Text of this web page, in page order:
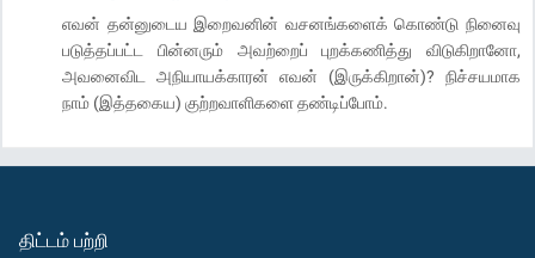
எவன் தன்னுடைய இறைவனின் வசனங்களைக் கொண்டு நினைவு
படுத்தப்பட்ட பின்னரும் அவற்றைப் புறக்கணித்து விடுகிறானோ,
அவனைவிட அநியாயக்காரன் எவன் (இருக்கிறான்)? நிச்சயமாக
நாம் (இத்தகைய) குற்றவாளிகளை தண்டிப்போம்.
திட்டம் பற்றி